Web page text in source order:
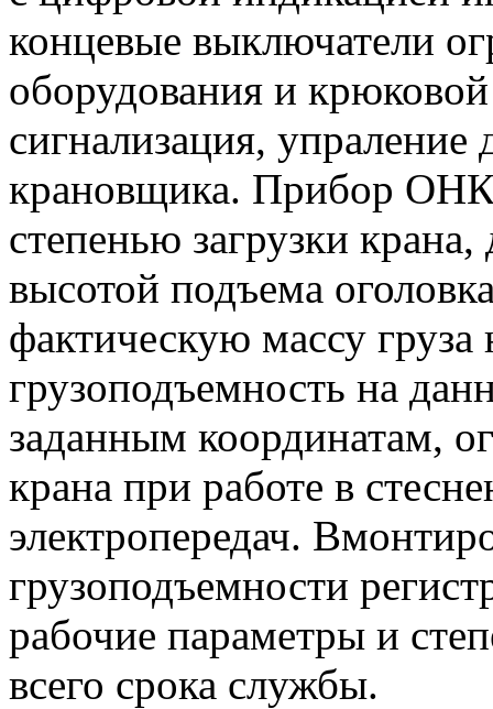
концевые выключатели
оборудования и крюковой
сигнализация,
крановщика. Прибор
степенью загрузки
высотой подъема
фактическую массу
грузоподъемность на
заданным координатам,
крана при работе в
электропередач.
грузоподъемности
рабочие параметры и
всего срока службы.